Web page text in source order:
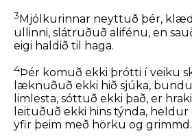
3 Mjólkurinnar neyttuð þér,
ullinni, slátruðuð alifénu, en
eigi haldið til haga.
4Þér komuð ekki þrótti í veiku
læknuðuð ekki hið sjúka,
limlesta, sóttuð ekki það, er
leituðuð ekki hins týnda,
yfir þeim með hörku og grimmd.